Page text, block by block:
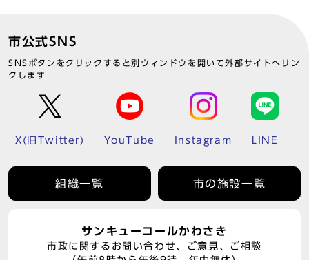
市公式SNS
SNSボタンをクリックすると別ウィンドウを開いて外部サイトへリン
クします
X(旧Twitter) YouTube Instagram LINE
組織一覧 市の施設一覧
サンキューコールかわさき
市政に関するお問い合わせ、ご意見、ご相談